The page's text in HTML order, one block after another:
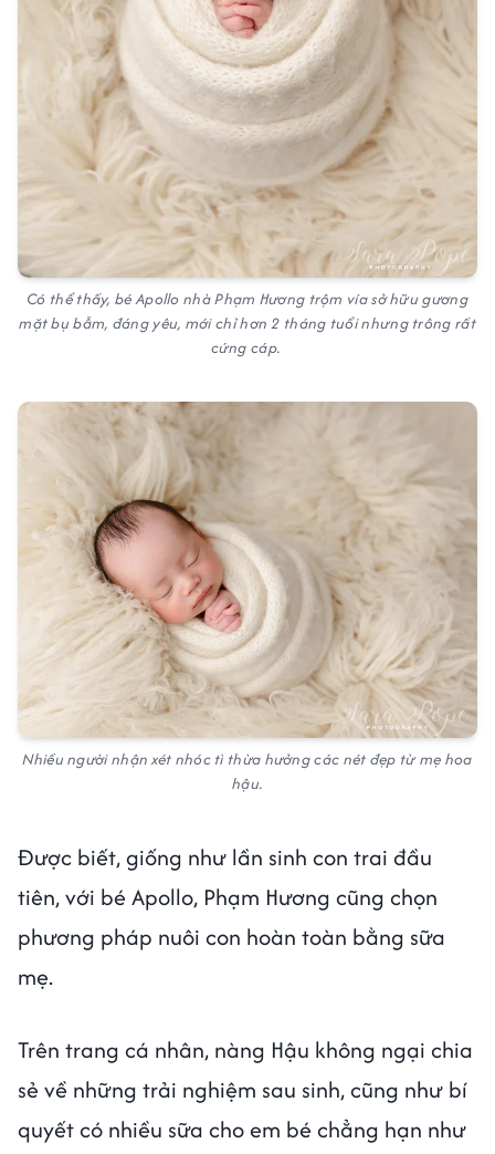
Có thể thấy, bé Apollo nhà Phạm Hương trộm vía sở hữu gương
mặt bụ bẫm, đáng yêu, mới chỉ hơn 2 tháng tuổi nhưng trông rất
cứng cáp.
Nhiều người nhận xét nhóc tì thừa hưởng các nét đẹp từ mẹ hoa
hậu.
Được biết, giống như lần sinh con trai đầu
tiên, với bé Apollo, Phạm Hương cũng chọn
phương pháp nuôi con hoàn toàn bằng sữa
mẹ.
Trên trang cá nhân, nàng Hậu không ngại chia
sẻ về những trải nghiệm sau sinh, cũng như bí
quyết có nhiều sữa cho em bé chẳng hạn như